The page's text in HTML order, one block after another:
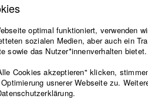
Hecht
der HFF Datenbank
Regie: Vincent Jost/ HFF
optimal funktioniert, verwenden
sozialen Medien, aber auch ein
sowie das Nutzer*innenverhalten bietet.
Cookies akzeptieren" klicken,
usnerer Webseite zu.